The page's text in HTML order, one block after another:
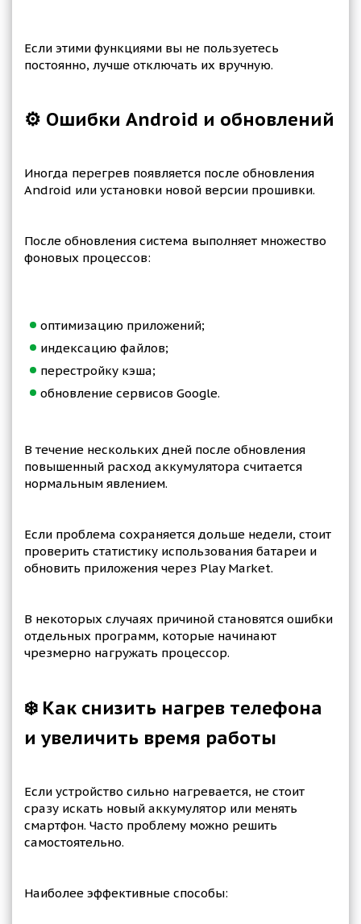
Если этими функциями вы не пользуетесь
постоянно, лучше отключать их вручную.
⚙️ Ошибки Android и обновлений
Иногда перегрев появляется после обновления
Android или установки новой версии прошивки.
После обновления система выполняет множество
фоновых процессов:
оптимизацию приложений;
индексацию файлов;
перестройку кэша;
обновление сервисов Google.
В течение нескольких дней после обновления
повышенный расход аккумулятора считается
нормальным явлением.
Если проблема сохраняется дольше недели, стоит
проверить статистику использования батареи и
обновить приложения через Play Market.
В некоторых случаях причиной становятся ошибки
отдельных программ, которые начинают
чрезмерно нагружать процессор.
❄️ Как снизить нагрев телефона
и увеличить время работы
Если устройство сильно нагревается, не стоит
сразу искать новый аккумулятор или менять
смартфон. Часто проблему можно решить
самостоятельно.
Наиболее эффективные способы: